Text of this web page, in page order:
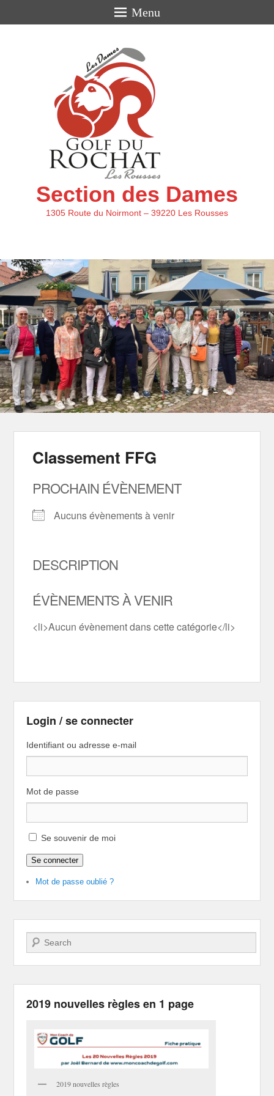
Menu
Section des Dames
1305 Route du Noirmont – 39220 Les Rousses
Classement FFG
PROCHAIN ÉVÈNEMENT
Aucuns évènements à venir
DESCRIPTION
ÉVÈNEMENTS À VENIR
<li>Aucun évènement dans cette catégorie</li>
Login / se connecter
Identifiant ou adresse e-mail
Mot de passe
Se souvenir de moi
Se connecter
Mot de passe oublié ?
Recherche
2019 nouvelles règles en 1 page
2019 nouvelles règles